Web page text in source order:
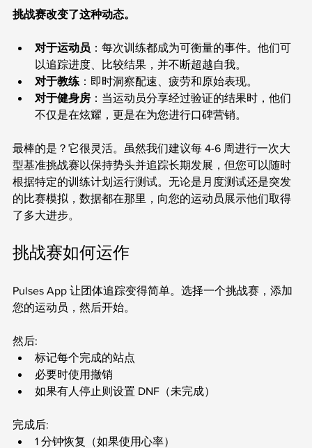
挑战赛改变了这种动态。
对于运动员 ：每次训练都成为可衡量的事件。他们可
以追踪进度、比较结果，并不断超越自我。
对于教练 ：即时洞察配速、疲劳和原始表现。
对于健身房 ：当运动员分享经过验证的结果时，他们
不仅是在炫耀，更是在为您进行口碑营销。
最棒的是？它很灵活。虽然我们建议每 4-6 周进行一次大
型基准挑战赛以保持势头并追踪长期发展，但您可以随时
根据特定的训练计划运行测试。无论是月度测试还是突发
的比赛模拟，数据都在那里，向您的运动员展示他们取得
了多大进步。
挑战赛如何运作
Pulses App 让团体追踪变得简单。选择一个挑战赛，添加
您的运动员，然后开始。
然后:
标记每个完成的站点
必要时使用撤销
如果有人停止则设置 DNF（未完成）
完成后:
1 分钟恢复（如果使用心率）